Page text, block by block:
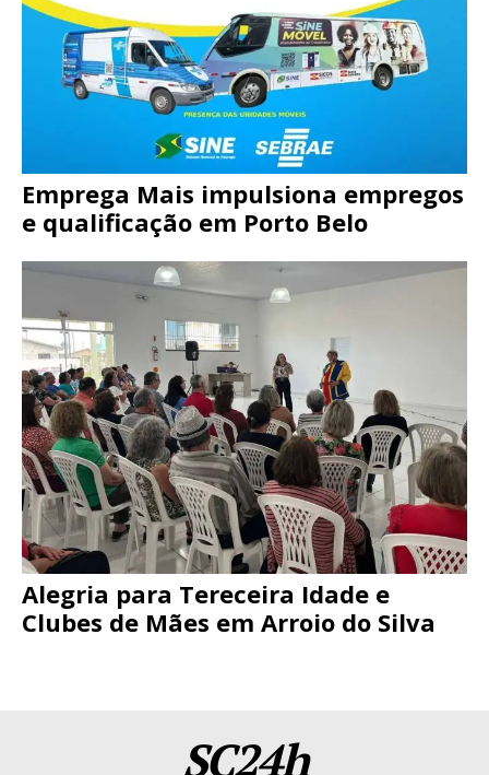
Emprega Mais impulsiona empregos
e qualificação em Porto Belo
Alegria para Tereceira Idade e
Clubes de Mães em Arroio do Silva
SC24h